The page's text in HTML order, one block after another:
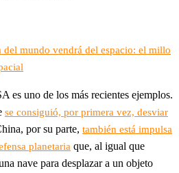
del mundo vendrá del espacio: el millo
es uno de los más recientes ejemplos.
se consiguió, por primera vez, desviar
por su parte, también está impulsa
planetaria que, al igual que
nave para desplazar a un objeto